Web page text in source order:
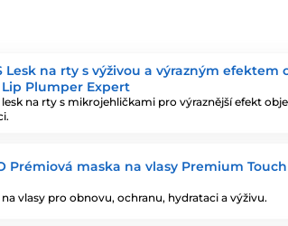
Lesk na rty s výživou a výrazným efektem
Lip Plumper Expert
na rty s mikrojehličkami pro výraznější efekt
Prémiová maska na vlasy Premium
vlasy pro obnovu, ochranu, hydrataci a výživu.